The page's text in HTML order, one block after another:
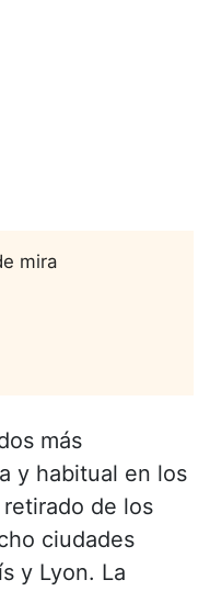
mira
más
y habitual en los
de los
ciudades
y Lyon. La